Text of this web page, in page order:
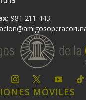
981 211 443
MÓVILES